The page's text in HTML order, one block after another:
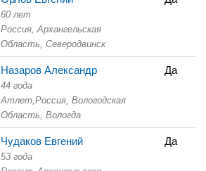
60 лет
Россия, Архангельская
Область, Северодвинск
Назаров Александр
44 года
Атлет, Россия, Вологодская
Область, Вологда
Да
Чудаков Евгений
53 года
Да